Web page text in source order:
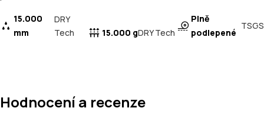
15.000
mm
DRY
Tech
15.000 gDRY Tech
Plně
podlepené
TSGS
Hodnocení a recenze